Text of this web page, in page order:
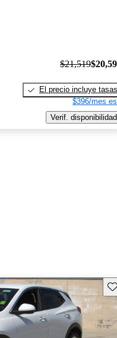
$21,519
El precio incluye tasas
$396/mes
Verif. disponibilidad